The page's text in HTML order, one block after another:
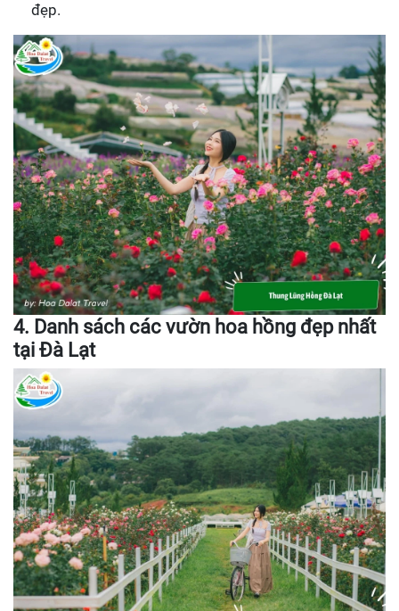
đẹp.
4. Danh sách các vườn hoa hồng đẹp nhất
tại Đà Lạt